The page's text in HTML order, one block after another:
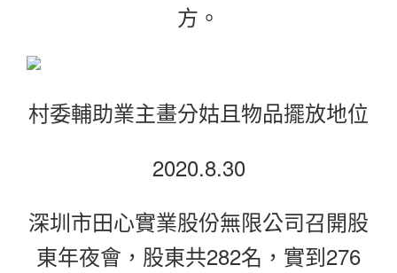
方。
村委輔助業主畫分姑且物品擺放地位
2020.8.30
深圳市田心實業股份無限公司召開股
東年夜會，股東共282名，實到276